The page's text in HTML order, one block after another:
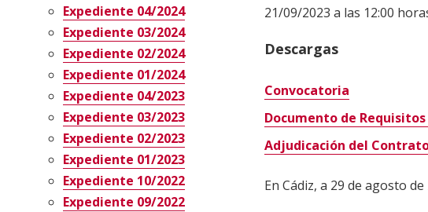
Expediente 04/2024
Expediente 03/2024
Expediente 02/2024
Expediente 01/2024
Expediente 04/2023
Expediente 03/2023
Expediente 02/2023
Expediente 01/2023
Expediente 10/2022
Expediente 09/2022
21/09/2023 a las 12:00
Descargas
Convocatoria
Documento de
Adjudicación del
En Cádiz, a 29 de agosto de